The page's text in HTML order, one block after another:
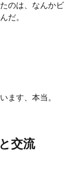
のは、なんかビ
だ。
ます、本当。
交流